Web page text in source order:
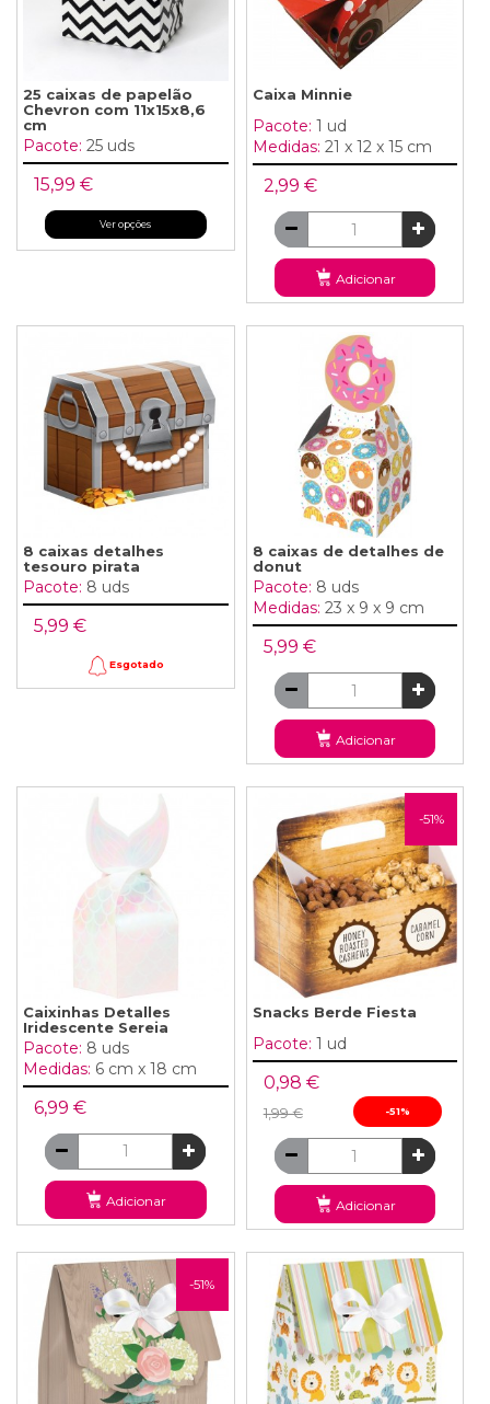
25 caixas de papelão
Chevron com 11x15x8,6
cm
Pacote: 25 uds
15,99 €
Ver opções
Caixa Minnie
Pacote: 1 ud
Medidas: 21 x 12 x 15 cm
2,99 €
Adicionar
8 caixas detalhes
tesouro pirata
Pacote: 8 uds
5,99 €
Esgotado
8 caixas de detalhes de
donut
Pacote: 8 uds
Medidas: 23 x 9 x 9 cm
5,99 €
Adicionar
Caixinhas Detalles
Iridescente Sereia
Pacote: 8 uds
Medidas: 6 cm x 18 cm
6,99 €
Adicionar
-51%
Snacks Berde Fiesta
Pacote: 1 ud
0,98 €
1,99 € -51%
Adicionar
-51%